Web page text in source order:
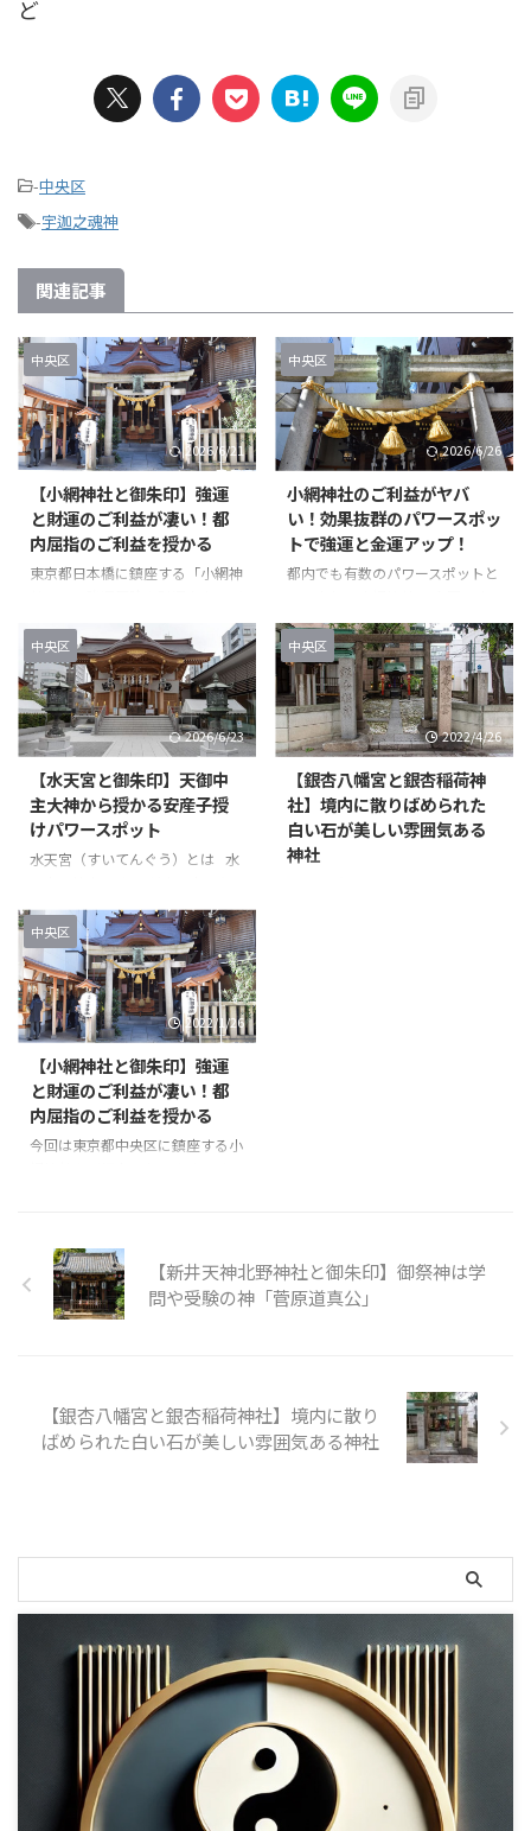
ど
-中央区
-宇迦之魂神
関連記事
中央区
2026/6/21
【小網神社と御朱印】強運
と財運のご利益が凄い！都
内屈指のご利益を授かる
東京都日本橋に鎮座する「小網神
利益で知られ、訪れる人々に幸運
を授けると評判のパワースポット
です。 特に、戦災から無傷で守
られた歴史や、疫病を鎮めたとさ
れる由緒は、神社の神秘性とご利
益の深さを感じさせます。この記
事では、小網神社の魅力や参拝で
得られる御利益、そして一目で心
惹かれる御朱印のデザインや特徴
について詳しくご紹介します。
さらに、財運を高める「銭洗い弁
りの一環としての役割など、訪れ
る際に知っておきたい情報も満載
です。 日本橋でのパワースポッ ...
中央区
2026/6/26
小網神社のご利益がヤバ
い！効果抜群のパワースポッ
トで強運と金運アップ！
都内でも有数のパワースポットと
網神社のご利益や効果について調
べてみました。 ぜひ小網神社の
ご利益を受け取ってください！
小網神社のご利益がヤバいと言わ
れる理由は？ 小網神社は、日本
橋エリアに位置する歴史ある神社
として知られています。 その人
気の理由として、特に「強運厄除
けの神様」としての信仰が厚いこ
とが挙げられます。 多くの参拝
者が、ビジネスの成功や健康、家
中央区
2026/6/23
【水天宮と御朱印】天御中
主大神から授かる安産子授
けパワースポット
水天宮（すいてんぐう）とは 水
口。 左側にも入り口がありま
す。 こちらが左の入り口。 神社
とは思えない超近代的な建築です
ね！ 入ると御由緒と開門時間の
記載があります。 ここ水天宮は
開門時間が7時〜18時。参拝され
る方は気をつけてくださいね。
階段を登っていくと左右に、気に
なる方々が。 このお二人は御祭
神のどなたかな？と思ってました
が、神職の方に伺ったところ御祭
中央区
2022/4/26
【銀杏八幡宮と銀杏稲荷神
社】境内に散りばめられた
白い石が美しい雰囲気ある
神社
ドで顔の違い多少あること ...
中央区
2022/1/26
【小網神社と御朱印】強運
と財運のご利益が凄い！都
内屈指のご利益を授かる
今回は東京都中央区に鎮座する小
強運厄除、小網神社の印、そして
力強い龍の印が押されています。
小網神社の弁財天御朱印 小網神
紋と小網神社の文字。同じデザイ
ンで数種類の色がありましたが、
財運と言うことで金色の手帳を購
【新井天神北野神社と御朱印】御祭神は学
問や受験の神「菅原道真公」
【銀杏八幡宮と銀杏稲荷神社】境内に散り
ばめられた白い石が美しい雰囲気ある神社